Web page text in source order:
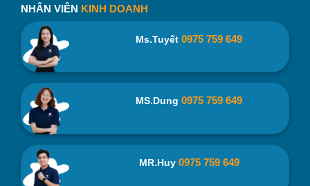
NHÂN VIÊN KINH DOANH
Ms.Tuyết 0975 759 649
MS.Dung 0975 759 649
MR.Huy 0975 759 649